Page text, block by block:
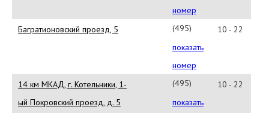
72-
43
номер
Багратионовский проезд, 5
(495)
651-
64-
41
показать
номер
10 - 22
14 км МКАД, г. Котельники, 1-
ый Покровский проезд, д. 5
(495)790-
76-
показать
10 - 22